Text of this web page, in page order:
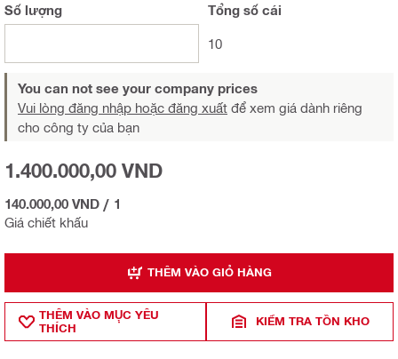
Số lượng Tổng số cái
10
You can not see your company prices
Vui lòng đăng nhập hoặc đăng xuất để xem giá dành riêng
cho công ty của bạn
Giá chiết khấu
1.400.000,00 VND
140.000,00 VND / 1
THÊM VÀO GIỎ HÀNG
THÊM VÀO MỤ̣C YÊU
THÍCH
KIỂM TRA TỒN KHO